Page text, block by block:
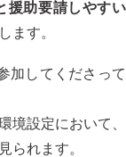
援助要請しやすい
ます。
加してくださって
境設定において、
られます。